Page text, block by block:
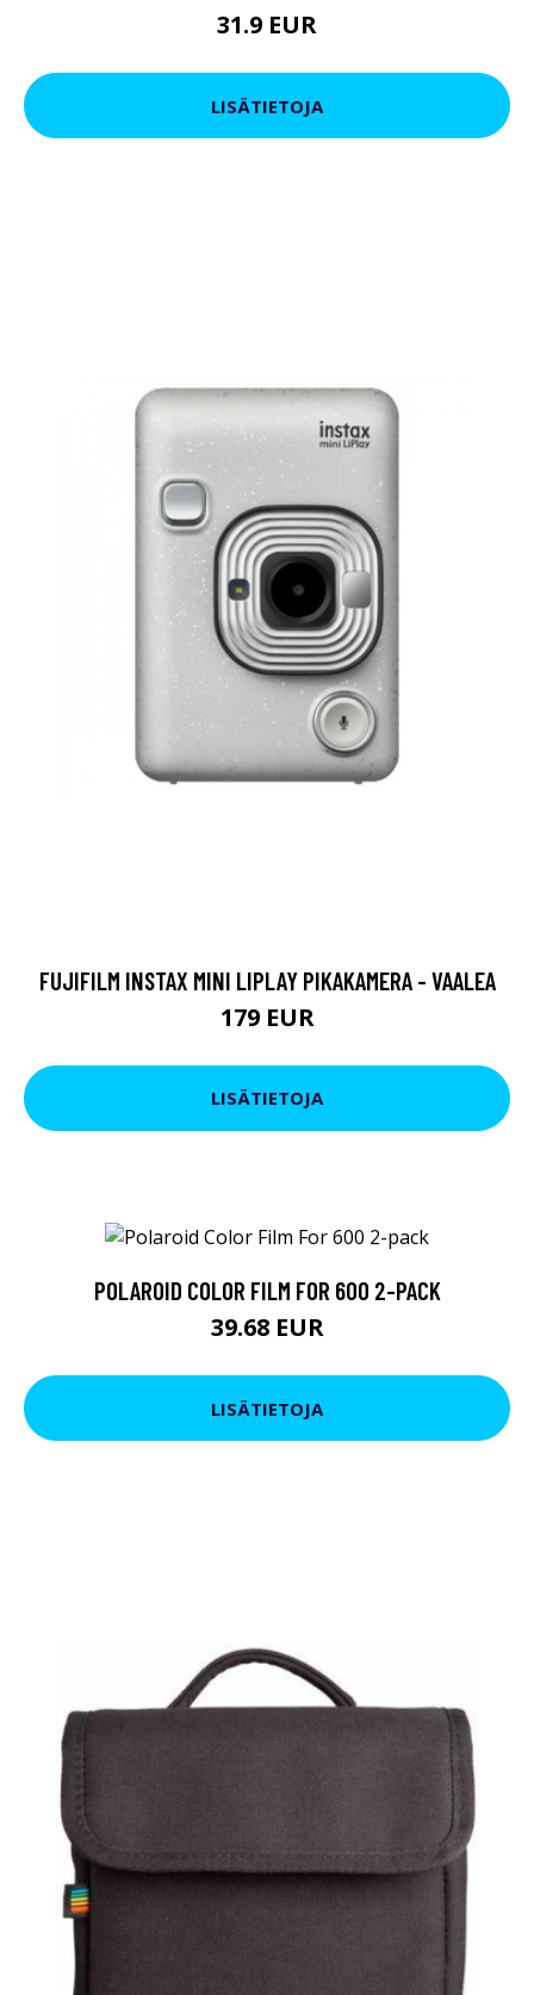
31.9 EUR
LISÄTIETOJA
FUJIFILM INSTAX MINI LIPLAY PIKAKAMERA - VAALEA
179 EUR
LISÄTIETOJA
POLAROID COLOR FILM FOR 600 2-PACK
39.68 EUR
LISÄTIETOJA